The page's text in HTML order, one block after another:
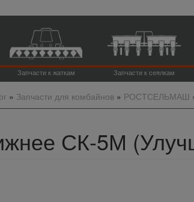
Запчасти к жаткам Запчасти к сеялкам
» Запчасти для комбайнов» РОСТСЕЛЬМАШ
СК-5М